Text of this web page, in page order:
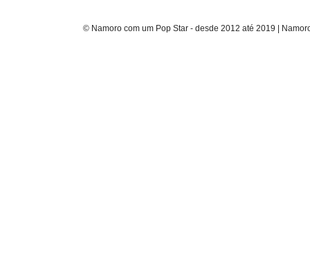
© Namoro com um Pop Star - desde 2012 até 2019 |